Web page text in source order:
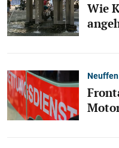
Wie
Neuffen